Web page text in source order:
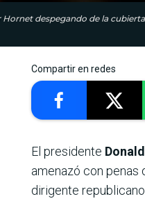
Hornet despegando de la
Compartir en redes
El presidente
amenazó con penas
dirigente